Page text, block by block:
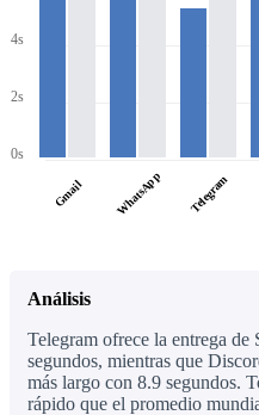
4s
2s
0s
Gmail WhatsApp Telegram
Análisis
Telegram ofrece la entrega
segundos, mientras que
más largo con 8.9 segundos.
rápido que el promedio